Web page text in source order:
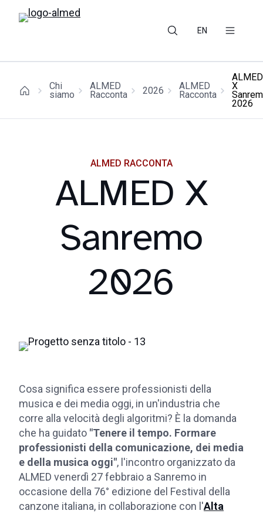
EN
Chi
siamo
ALMED
Racconta 2026 ALMED
Racconta
ALMED
X
2026
ALMED RACCONTA
ALMED X
Sanremo
2026
Cosa significa essere professionisti della
musica e dei media oggi, in un'industria che
corre alla velocità degli algoritmi? È la domanda
che ha guidato "Tenere il tempo. Formare
professionisti della comunicazione, dei media
e della musica oggi", l'incontro organizzato da
ALMED venerdì 27 febbraio a Sanremo in
occasione della 76° edizione del Festival della
canzone italiana, in collaborazione con l'Alta